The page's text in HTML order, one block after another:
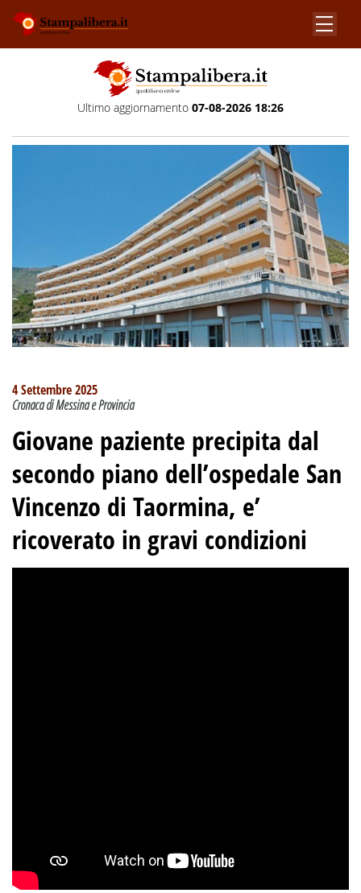
Ultimo aggiornamento 07-08-2026 18:26
4 Settembre 2025
Cronaca di Messina e Provincia
Giovane paziente precipita dal
secondo piano dell’ospedale San
Vincenzo di Taormina, e’
ricoverato in gravi condizioni